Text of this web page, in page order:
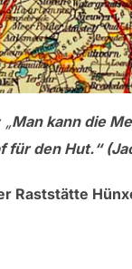
„Man kann die
für den Hut.“
Raststätte